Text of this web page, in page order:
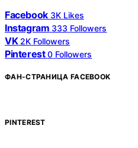
Facebook 3K Likes
Instagram 333 Followers
VK 2K Followers
Pinterest 0 Followers
ФАН-СТРАНИЦА FACEBOOK
PINTEREST